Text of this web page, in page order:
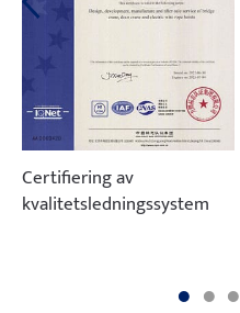
Certifiering av
kvalitetsledningssystem